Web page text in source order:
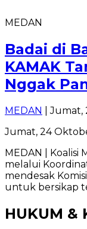
MEDAN
Badai di
KAMAK
Nggak
MEDAN
| Jumat,
Jumat, 24
MEDAN | Koalisi
melalui
mendesak
untuk bersikap
HUKUM &